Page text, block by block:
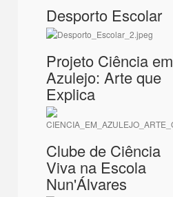
Desporto Escolar
Projeto Ciência em
Azulejo: Arte que
Explica
Clube de Ciência
Viva na Escola
Nun'Álvares